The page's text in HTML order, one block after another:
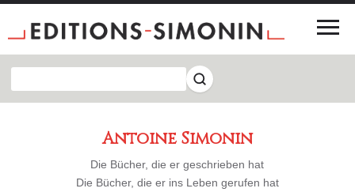
Antoine Simonin
Die Bücher, die er geschrieben hat
Die Bücher, die er ins Leben gerufen hat